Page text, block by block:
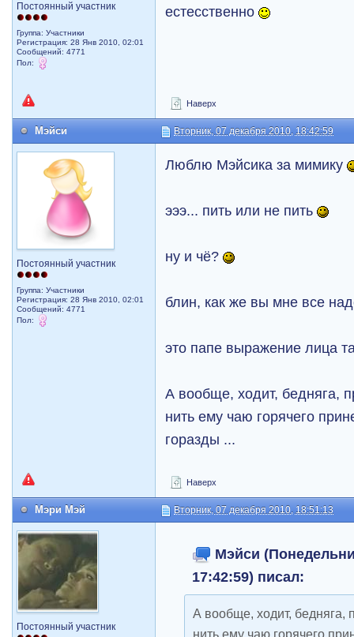
Постоянный участник
Группа: Участники
Регистрация: 28 Янв 2010, 02:01
Сообщений: 4771
Пол:
естесственно
Наверх
Мэйси Вторник, 07 декабря 2010, 18:42:59
Постоянный участник
Группа: Участники
Регистрация: 28 Янв 2010, 02:01
Сообщений: 4771
Пол:
Люблю Mэйсика за мимику
эээ... пить или не пить
ну и чё?
блин, как же вы мне все
это папе выражение лица
А вообще, ходит, бедняга,
нить ему чаю горячего
горазды ...
Наверх
Мэри Мэй Вторник, 07 декабря 2010, 18:51:13
Постоянный участник
Мэйси
17:42:59) писал:
А вообще, ходит, бедняга,
нить ему чаю горячего